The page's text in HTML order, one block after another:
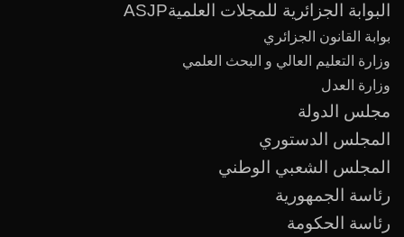
البوابة الجزائرية للمجلات العلميةASJP
بوابة القانون الجزائري
وزارة التعليم العالي و البحث العلمي
وزارة العدل
مجلس الدولة
المجلس الدستوري
المجلس الشعبي الوطني
رئاسة الجمهورية
رئاسة الحكومة